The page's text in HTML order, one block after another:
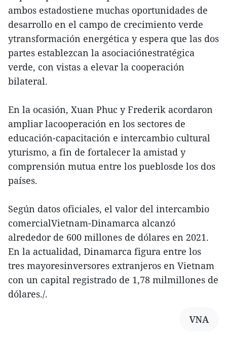
ambos estadostiene muchas oportunidades de
desarrollo en el campo de crecimiento verde
ytransformación energética y espera que las dos
partes establezcan la asociaciónestratégica
verde, con vistas a elevar la cooperación
bilateral.
En la ocasión, Xuan Phuc y Frederik acordaron
ampliar lacooperación en los sectores de
educación-capacitación e intercambio cultural
yturismo, a fin de fortalecer la amistad y
comprensión mutua entre los pueblosde los dos
países.
Según datos oficiales, el valor del intercambio
comercialVietnam-Dinamarca alcanzó
alrededor de 600 millones de dólares en 2021.
En la actualidad, Dinamarca figura entre los
tres mayoresinversores extranjeros en Vietnam
con un capital registrado de 1,78 milmillones de
dólares./.
VNA